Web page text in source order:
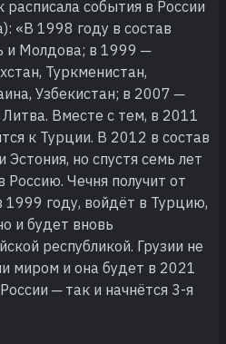
события в России
«В 1998 году в состав
и Молдова; в 1999 ─
Туркменистан,
Узбекистан; в 2007 ─
Вместе с тем, в 2011
к Турции. В 2012 в состав
но спустя семь лет
Россию. Чечня получит от
1999 году, войдёт в Турцию,
и будет вновь
республикой. Грузии не
миром и она будет в 2021
─ так и начнётся 3-я